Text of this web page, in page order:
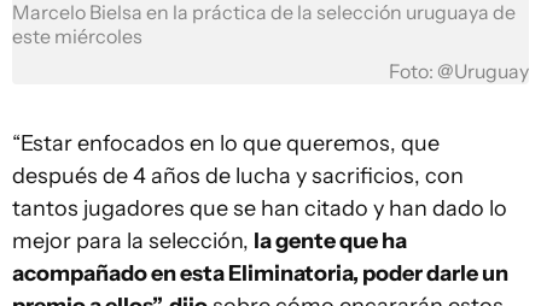
Marcelo Bielsa en la práctica de la selección uruguaya de
este miércoles
Foto: @Uruguay
“Estar enfocados en lo que queremos, que
después de 4 años de lucha y sacrificios, con
tantos jugadores que se han citado y han dado lo
mejor para la selección, la gente que ha
acompañado en esta Eliminatoria, poder darle un